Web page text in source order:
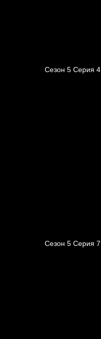
Сезон 5 Серия 4
Сезон 5 Серия 7